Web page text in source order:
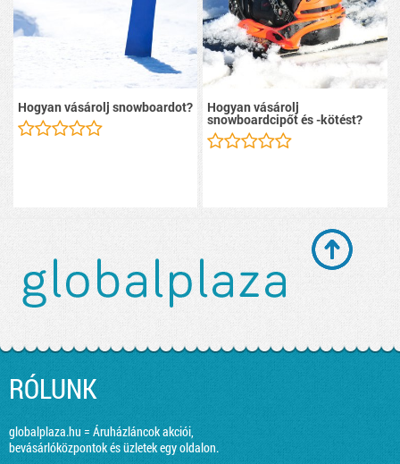
Hogyan vásárolj snowboardot? Hogyan vásárolj
snowboardcipőt és -kötést?
RÓLUNK
globalplaza.hu = Áruházláncok akciói,
bevásárlóközpontok és üzletek egy oldalon.